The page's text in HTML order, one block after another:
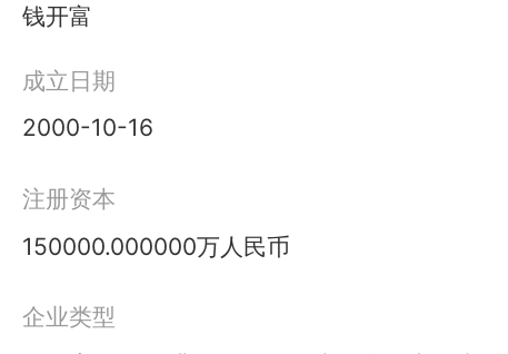
钱开富
成立日期
2000-10-16
注册资本
150000.000000万人民币
企业类型